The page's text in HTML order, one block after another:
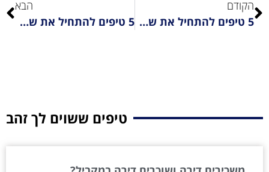
הקודם
5 טיפים להתחיל את שנת הכספים ברגל ימין 2#
הבא
5 טיפים להתחיל את שנת הכספים ברגל ימין 4#
טיפים ששוים לך זהב